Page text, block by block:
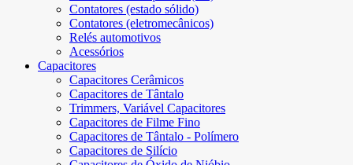
Contatores (estado sólido)
Contatores (eletromecânicos)
Relés automotivos
Acessórios
Capacitores
Capacitores Cerâmicos
Capacitores de Tântalo
Trimmers, Variável Capacitores
Capacitores de Filme Fino
Capacitores de Tântalo - Polímero
Capacitores de Silício